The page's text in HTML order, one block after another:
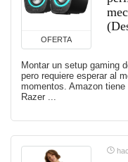
OFERTA
Montar un setup gaming
pero requiere esperar al
momentos. Amazon
Razer ...